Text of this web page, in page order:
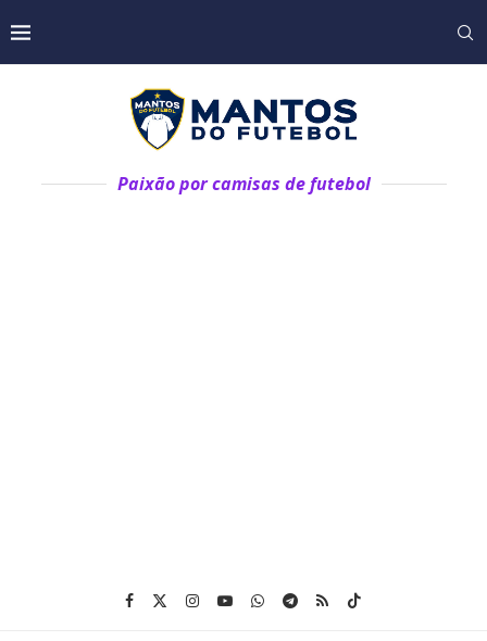
Paixão por camisas de futebol